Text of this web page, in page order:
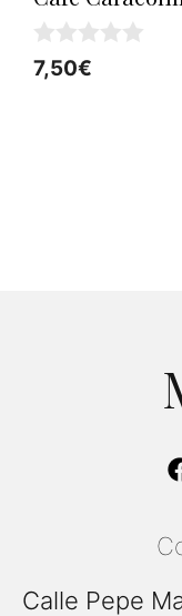
0
d
7,50€
Calle Pepe